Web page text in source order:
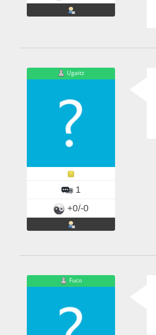
Ugaitz
1
+0/-0
Fuco